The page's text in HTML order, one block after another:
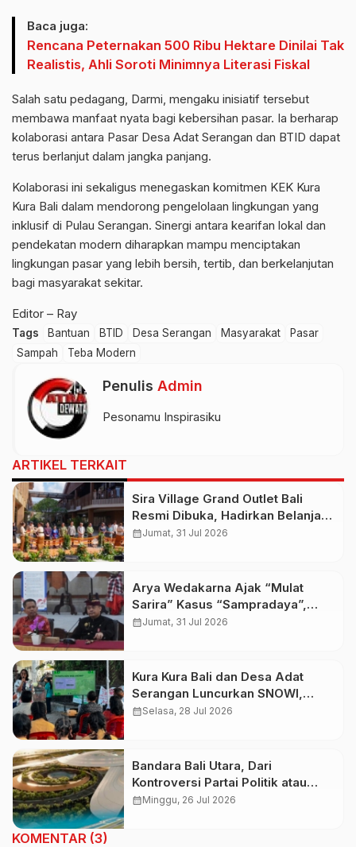
Baca juga:
Rencana Peternakan 500 Ribu Hektare Dinilai Tak
Realistis, Ahli Soroti Minimnya Literasi Fiskal
Salah satu pedagang, Darmi, mengaku inisiatif tersebut
membawa manfaat nyata bagi kebersihan pasar. Ia berharap
kolaborasi antara Pasar Desa Adat Serangan dan BTID dapat
terus berlanjut dalam jangka panjang.
Kolaborasi ini sekaligus menegaskan komitmen KEK Kura
Kura Bali dalam mendorong pengelolaan lingkungan yang
inklusif di Pulau Serangan. Sinergi antara kearifan lokal dan
pendekatan modern diharapkan mampu menciptakan
lingkungan pasar yang lebih bersih, tertib, dan berkelanjutan
bagi masyarakat sekitar.
Editor – Ray
Tags Bantuan BTID Desa Serangan Masyarakat
Pasar
Sampah
Teba Modern
Penulis Admin
Pesonamu Inspirasiku
ARTIKEL TERKAIT
Sira Village Grand Outlet Bali
Resmi Dibuka, Hadirkan Belanja
Premium dengan Live Flight
calendar_monthJumat, 31 Jul 2026
Arya Wedakarna Ajak “Mulat
Sarira” Kasus “Sampradaya”,
Buka Ashram Untuk Spiritual
calendar_monthJumat, 31 Jul 2026
Kura Kura Bali dan Desa Adat
Serangan Luncurkan SNOWI,
Sampah Non-Organik Kini Bisa
calendar_monthSelasa, 28 Jul 2026
Bandara Bali Utara, Dari
Kontroversi Partai Politik atau
Menuju Prioritas Nasional
calendar_monthMinggu, 26 Jul 2026
KOMENTAR (3)